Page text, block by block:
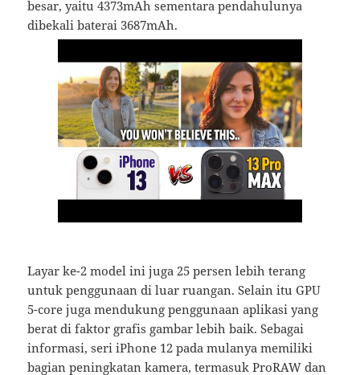
besar, yaitu 4373mAh sementara pendahulunya
dibekali baterai 3687mAh.
Layar ke-2 model ini juga 25 persen lebih terang
untuk penggunaan di luar ruangan. Selain itu GPU
5-core juga mendukung penggunaan aplikasi yang
berat di faktor grafis gambar lebih baik. Sebagai
informasi, seri iPhone 12 pada mulanya memiliki
bagian peningkatan kamera, termasuk ProRAW dan